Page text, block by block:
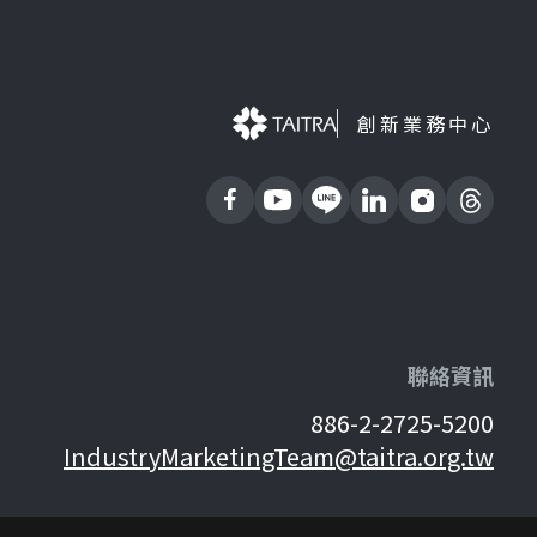
創新業務中心
聯絡資訊
886-2-2725-5200
IndustryMarketingTeam@taitra.org.tw